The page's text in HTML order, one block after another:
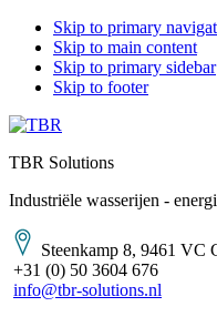
Skip to primary
Skip to main content
Skip to primary sidebar
Skip to footer
TBR Solutions
Industriële wasserijen -
Steenkamp 8, 9461 VC
+31 (0) 50 3604 676
info@tbr-solutions.nl